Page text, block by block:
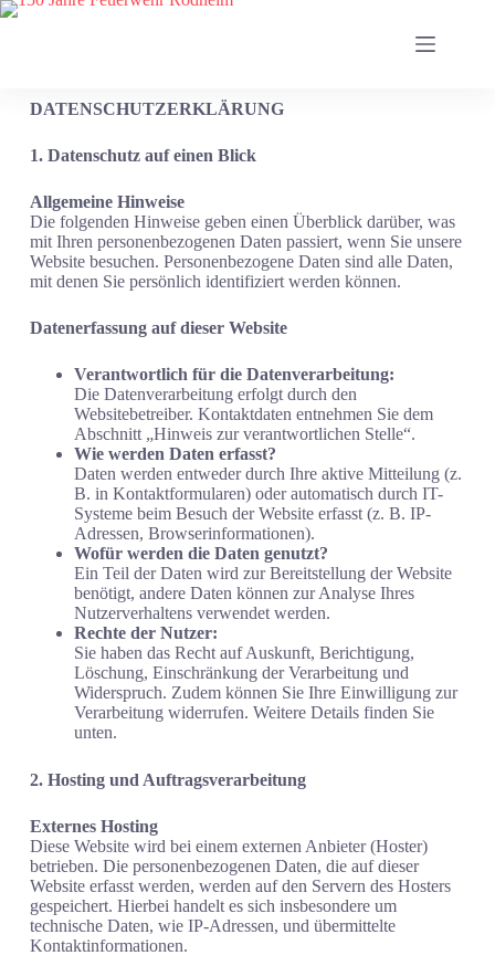
DATENSCHUTZERKLÄRUNG
1. Datenschutz auf einen Blick
Allgemeine Hinweise
Die folgenden Hinweise geben einen Überblick darüber, was
mit Ihren personenbezogenen Daten passiert, wenn Sie unsere
Website besuchen. Personenbezogene Daten sind alle Daten,
mit denen Sie persönlich identifiziert werden können.
Datenerfassung auf dieser Website
Verantwortlich für die Datenverarbeitung:
Die Datenverarbeitung erfolgt durch den
Websitebetreiber. Kontaktdaten entnehmen Sie dem
Abschnitt „Hinweis zur verantwortlichen Stelle“.
Wie werden Daten erfasst?
Daten werden entweder durch Ihre aktive Mitteilung (z.
B. in Kontaktformularen) oder automatisch durch IT-
Systeme beim Besuch der Website erfasst (z. B. IP-
Adressen, Browserinformationen).
Wofür werden die Daten genutzt?
Ein Teil der Daten wird zur Bereitstellung der Website
benötigt, andere Daten können zur Analyse Ihres
Nutzerverhaltens verwendet werden.
Rechte der Nutzer:
Sie haben das Recht auf Auskunft, Berichtigung,
Löschung, Einschränkung der Verarbeitung und
Widerspruch. Zudem können Sie Ihre Einwilligung zur
Verarbeitung widerrufen. Weitere Details finden Sie
unten.
2. Hosting und Auftragsverarbeitung
Externes Hosting
Diese Website wird bei einem externen Anbieter (Hoster)
betrieben. Die personenbezogenen Daten, die auf dieser
Website erfasst werden, werden auf den Servern des Hosters
gespeichert. Hierbei handelt es sich insbesondere um
technische Daten, wie IP-Adressen, und übermittelte
Kontaktinformationen.